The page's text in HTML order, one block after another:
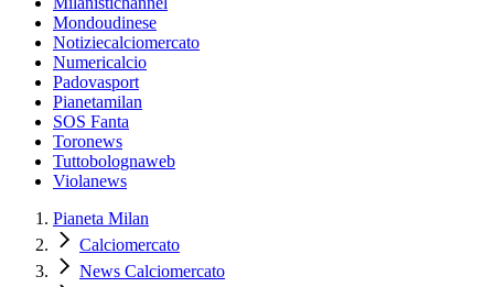
Mondoudinese
Notiziecalciomercato
Numericalcio
Padovasport
Pianetamilan
SOS Fanta
Toronews
Tuttobolognaweb
Violanews
Pianeta Milan
Calciomercato
News Calciomercato